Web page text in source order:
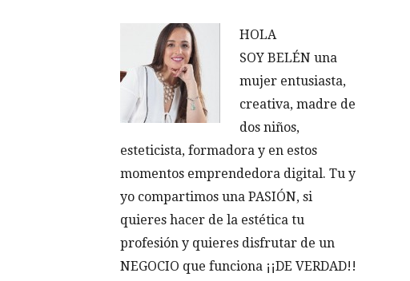
HOLA
SOY BELÉN una
mujer entusiasta,
creativa, madre de
dos niños,
esteticista, formadora y en estos
momentos emprendedora digital. Tu y
yo compartimos una PASIÓN, si
quieres hacer de la estética tu
profesión y quieres disfrutar de un
NEGOCIO que funciona ¡¡DE VERDAD!!